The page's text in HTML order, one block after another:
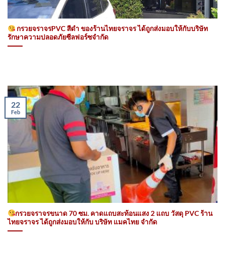
กรวยจราจรPVC สีดำ ของร้านไทยจราจร ได้ถูกส่งมอบให้กับบริษัท
รักษาความปลอดภัยซีลฟอร์ซจำกัด
กรวยจราจรขนาด 70 ซม. คาดแถบสะท้อนแสง 2 แถบ วัสดุ PVC ร้าน
ไทยจราจร ได้ถูกส่งมอบให้กับ บริษัท แมคไทย จำกัด
22
Feb